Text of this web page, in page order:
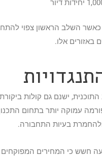
השלב הראשון צפוי
באזורים אלו.
ישנם גם קולות
עמוקה יותר בתחום
בעיות התחבורה.
חשש כי המחירים המפוקחים